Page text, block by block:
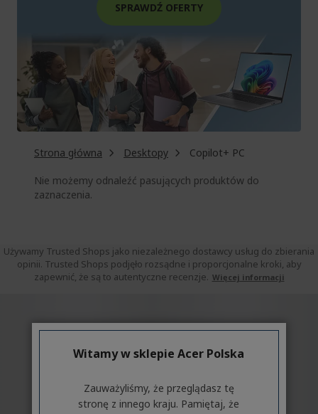
SPRAWDŹ OFERTY
Strona główna Desktopy Copilot+ PC
Nie możemy odnaleźć pasujących produktów do
zaznaczenia.
Używamy Trusted Shops jako niezależnego dostawcy usług do zbierania
opinii. Trusted Shops podjęło rozsądne i proporcjonalne kroki, aby
zapewnić, że są to autentyczne recenzje. Więcej informacji
Witamy w sklepie Acer Polska
Zauważyliśmy, że przeglądasz tę
stronę z innego kraju. Pamiętaj, że